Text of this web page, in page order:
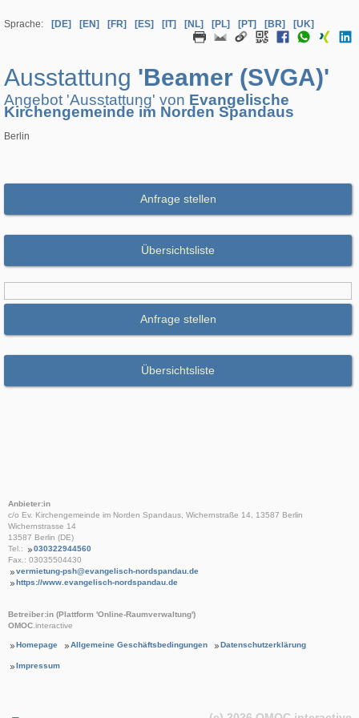
Sprache: [DE] [EN] [FR] [ES] [IT] [NL] [PL] [PT] [BR] [UK]
Ausstattung 'Beamer (SVGA)'
Angebot 'Ausstattung' von Evangelische
Kirchengemeinde im Norden Spandaus
Berlin
Anfrage stellen
Übersichtsliste
Anfrage stellen
Übersichtsliste
Anbieter:in
c/o Ev. Kirchengemeinde im Norden Spandaus, Wichernstraße 14, 13587 Berlin
Wichernstrasse 14
13587 Berlin (DE)
Tel.:
030322944560
Fax.: 03035504430
vermietung-psh@evangelisch-nordspandau.de
https://www.evangelisch-nordspandau.de
Betreiber:in (Plattform 'Online-Raumverwaltung')
OMOC.interactive
Homepage Allgemeine Geschäftsbedingungen Datenschutzerklärung
Impressum